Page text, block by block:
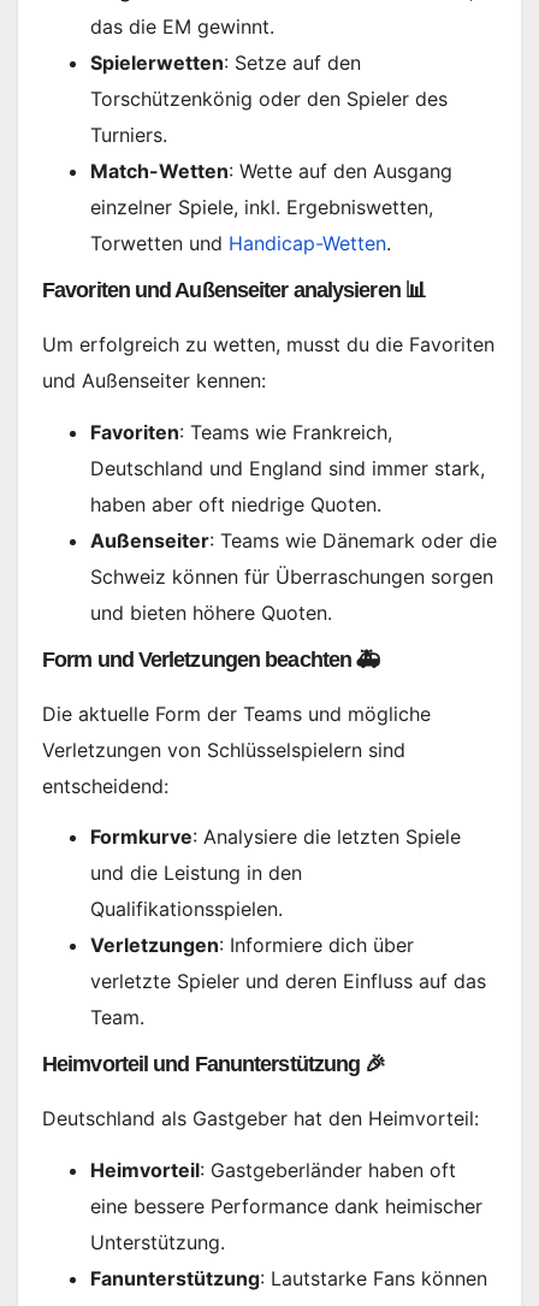
das die EM gewinnt.
Spielerwetten: Setze auf den
Torschützenkönig oder den Spieler des
Turniers.
Match-Wetten: Wette auf den Ausgang
einzelner Spiele, inkl. Ergebniswetten,
Torwetten und Handicap-Wetten.
Favoriten und Außenseiter analysieren 📊
Um erfolgreich zu wetten, musst du die Favoriten
und Außenseiter kennen:
Favoriten: Teams wie Frankreich,
Deutschland und England sind immer stark,
haben aber oft niedrige Quoten.
Außenseiter: Teams wie Dänemark oder die
Schweiz können für Überraschungen sorgen
und bieten höhere Quoten.
Form und Verletzungen beachten 🚑
Die aktuelle Form der Teams und mögliche
Verletzungen von Schlüsselspielern sind
entscheidend:
Formkurve: Analysiere die letzten Spiele
und die Leistung in den
Qualifikationsspielen.
Verletzungen: Informiere dich über
verletzte Spieler und deren Einfluss auf das
Team.
Heimvorteil und Fanunterstützung 🎉
Deutschland als Gastgeber hat den Heimvorteil:
Heimvorteil: Gastgeberländer haben oft
eine bessere Performance dank heimischer
Unterstützung.
Fanunterstützung: Lautstarke Fans können